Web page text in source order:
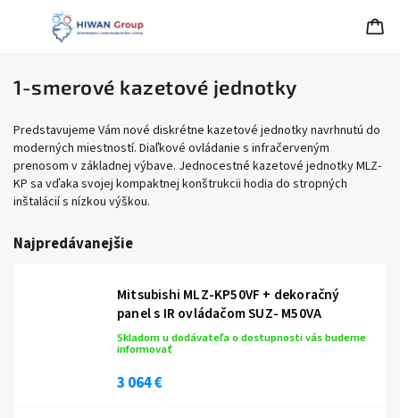
1-smerové kazetové jednotky
Predstavujeme Vám nové diskrétne kazetové jednotky navrhnutú do
moderných miestností. Diaľkové ovládanie s infračerveným
prenosom v základnej výbave. Jednocestné kazetové jednotky MLZ-
KP sa vďaka svojej kompaktnej konštrukcii hodia do stropných
inštalácií s nízkou výškou.
Najpredávanejšie
Mitsubishi MLZ-KP50VF + dekoračný
panel s IR ovládačom SUZ- M50VA
Skladom u dodávateľa o dostupnosti vás budeme
informovať
3 064 €